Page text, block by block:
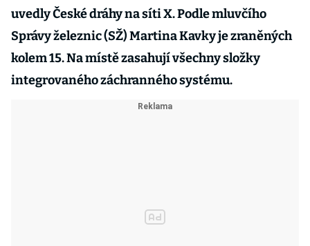
uvedly České dráhy na síti X. Podle mluvčího
Správy železnic (SŽ) Martina Kavky je zraněných
kolem 15. Na místě zasahují všechny složky
integrovaného záchranného systému.